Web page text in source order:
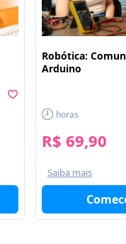
Robótica:
Arduino
horas
R$ 69,90
Saiba mais